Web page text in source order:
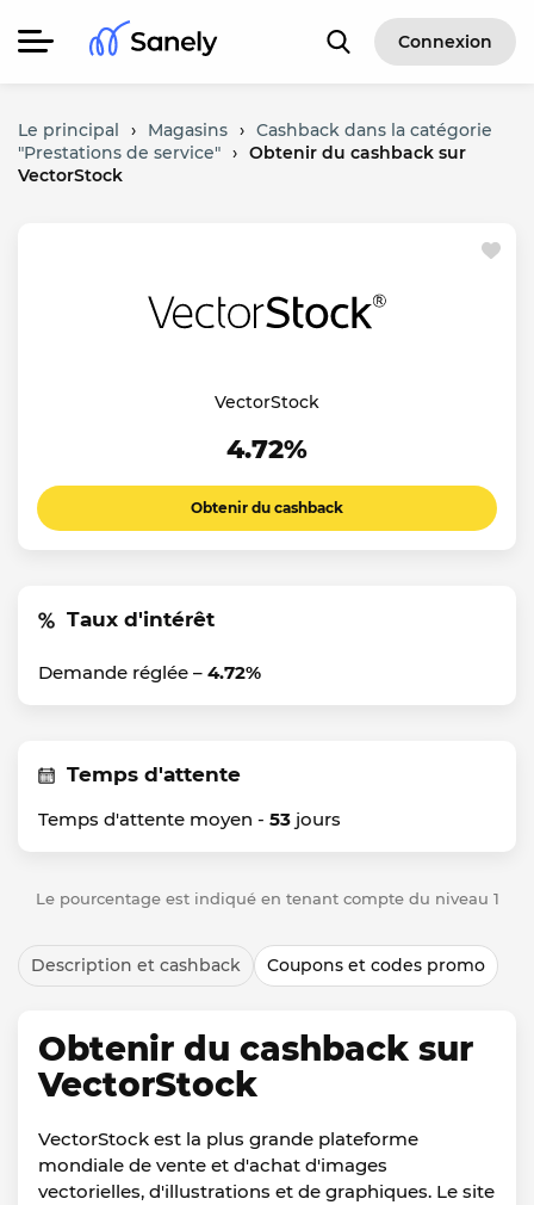
Connexion
Le principal › Magasins › Cashback dans la catégorie
"Prestations de service" › Obtenir du cashback sur
VectorStock
VectorStock
4.72%
Obtenir du cashback
Taux d'intérêt
Demande réglée – 4.72%
Temps d'attente
Temps d'attente moyen - 53 jours
Le pourcentage est indiqué en tenant compte du niveau 1
Description et cashback Coupons et codes promo
Obtenir du cashback sur
VectorStock
VectorStock est la plus grande plateforme
mondiale de vente et d'achat d'images
vectorielles, d'illustrations et de graphiques. Le site